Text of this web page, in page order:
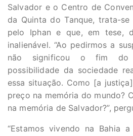
Salvador e o Centro de
da Quinta do Tanque, trata-
pelo Iphan e que, em tese,
inalienável. “Ao pedirmos a
não significou o fim do
possibilidade da sociedade
essa situação. Como [a
preço na memória do mundo?
na memória de Salvador?”,
“Estamos vivendo na Bahia